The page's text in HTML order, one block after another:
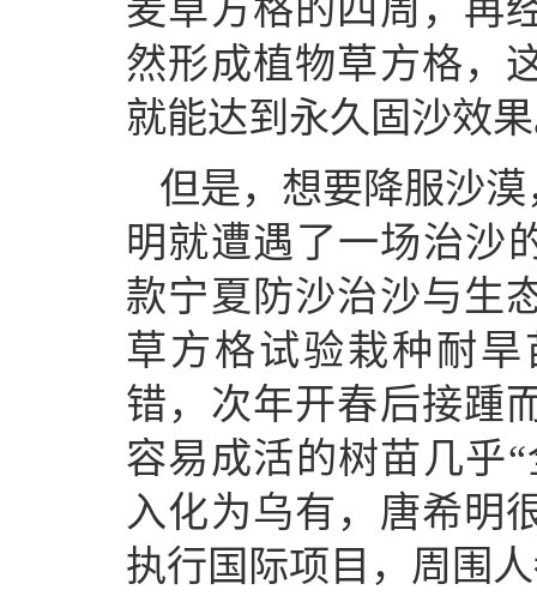
麦草方格的四周，再
然形成植物草方格，
就能达到永久固沙效
但是，想要降服沙
明就遭遇了一场治沙
款宁夏防沙治沙与生
草方格试验栽种耐
错，次年开春后接踵
容易成活的树苗几乎
入化为乌有，唐希明
执行国际项目，周围